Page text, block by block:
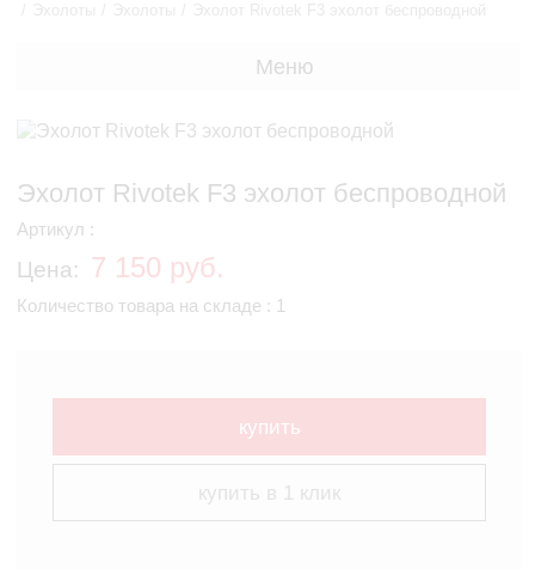
Меню
Эхолот Rivotek F3 эхолот беспроводной
Артикул :
Цена: 7 150 руб.
Количество товара на складе : 1
купить
купить в 1 клик